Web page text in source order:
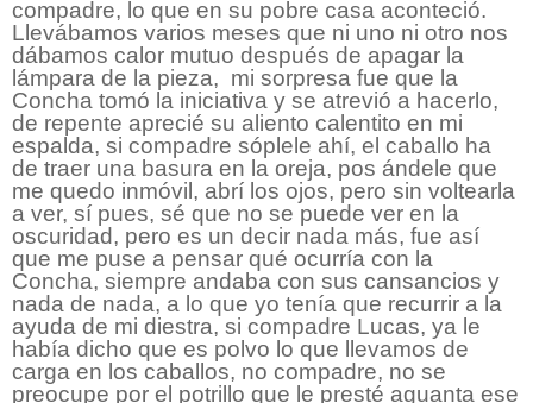
compadre, lo que en su pobre casa aconteció.
Llevábamos varios meses que ni uno ni otro nos
dábamos calor mutuo después de apagar la
lámpara de la pieza, mi sorpresa fue que la
Concha tomó la iniciativa y se atrevió a hacerlo,
de repente aprecié su aliento calentito en mi
espalda, si compadre sóplele ahí, el caballo ha
de traer una basura en la oreja, pos ándele que
me quedo inmóvil, abrí los ojos, pero sin voltearla
a ver, sí pues, sé que no se puede ver en la
oscuridad, pero es un decir nada más, fue así
que me puse a pensar qué ocurría con la
Concha, siempre andaba con sus cansancios y
nada de nada, a lo que yo tenía que recurrir a la
ayuda de mi diestra, si compadre Lucas, ya le
había dicho que es polvo lo que llevamos de
carga en los caballos, no compadre, no se
preocupe por el potrillo que le presté aguanta ese